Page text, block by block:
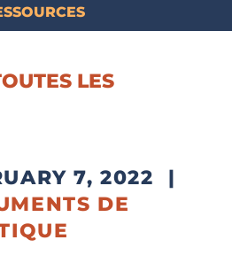
LES
7, 2022
|
DE